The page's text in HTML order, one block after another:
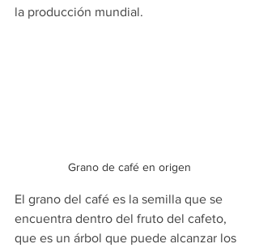
la producción mundial.
Grano de café en origen
El grano del café es la semilla que se
encuentra dentro del fruto del cafeto,
que es un árbol que puede alcanzar los